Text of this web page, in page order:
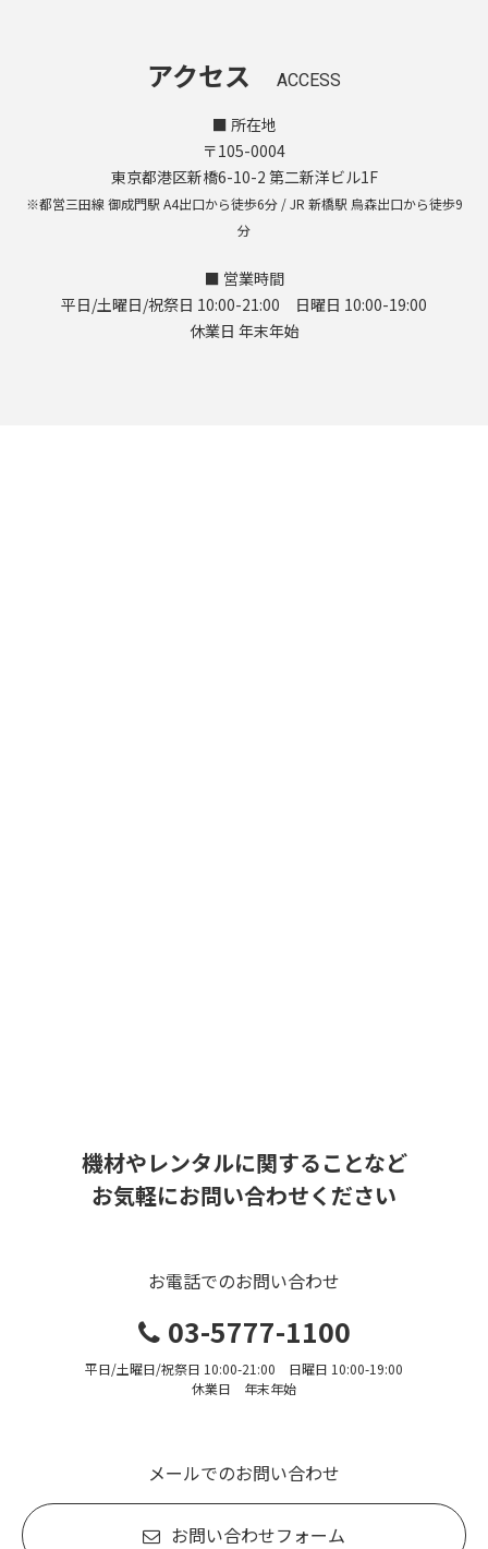
アクセス ACCESS
■ 所在地
〒105-0004
東京都港区新橋6-10-2 第二新洋ビル1F
※都営三田線 御成門駅 A4出口から徒歩6分 / JR 新橋駅 烏森出口から徒歩9
分
■ 営業時間
平日/土曜日/祝祭日 10:00-21:00 日曜日 10:00-19:00
休業日 年末年始
機材やレンタルに関することなど
お気軽にお問い合わせください
お電話でのお問い合わせ
03-5777-1100
平日/土曜日/祝祭日 10:00-21:00 日曜日 10:00-19:00
休業日 年末年始
メールでのお問い合わせ
お問い合わせフォーム